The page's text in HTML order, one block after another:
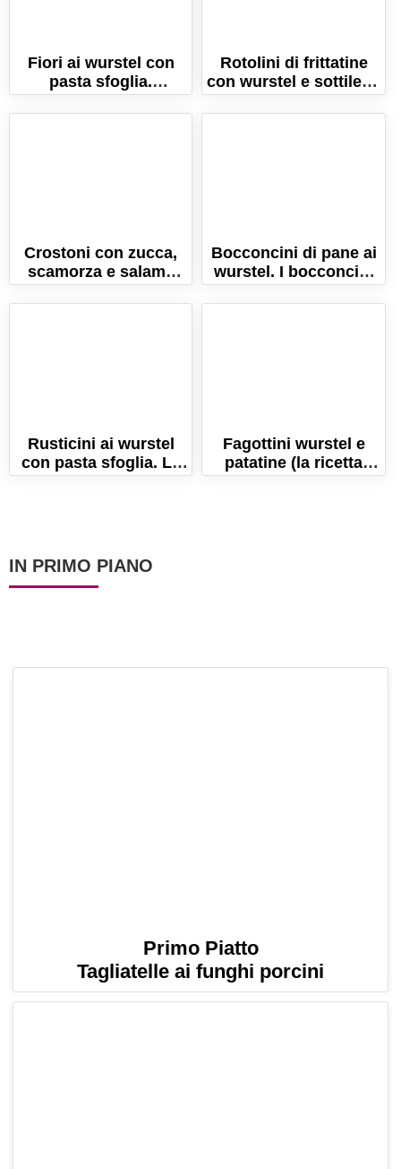
Fiori ai wurstel con
pasta sfoglia.
L'antipasto semplice e
sfizioso!
Rotolini di frittatine
con wurstel e sottiletta
al forno. La ricetta
facile e golosa!
Crostoni con zucca,
scamorza e salame
cacciatore
Bocconcini di pane ai
wurstel. I bocconcini
di morbido pane farciti
con wurstel
Rusticini ai wurstel
con pasta sfoglia. La
ricetta perfetta per
Fagottini wurstel e
patatine (la ricetta
amata dai bambini!)
IN PRIMO PIANO
Primo Piatto
Tagliatelle ai funghi porcini